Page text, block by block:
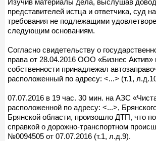
представителей истца и ответчика, суд
требования не подлежащими
следующим основаниям.
Согласно свидетельству о
права от 28.04.2016 ООО «Бизнес Актив»
собственности принадлежал
расположенный по адресу: <...> (т.1,
07.07.2016 в 19 час. 30 мин. на АЗС
расположенной по адресу: <...>,
Брянской области, произошло ДТП, что
справкой о дорожно-транспортном
№0094505 от 07.07.2016 (т.1, л.д.9).